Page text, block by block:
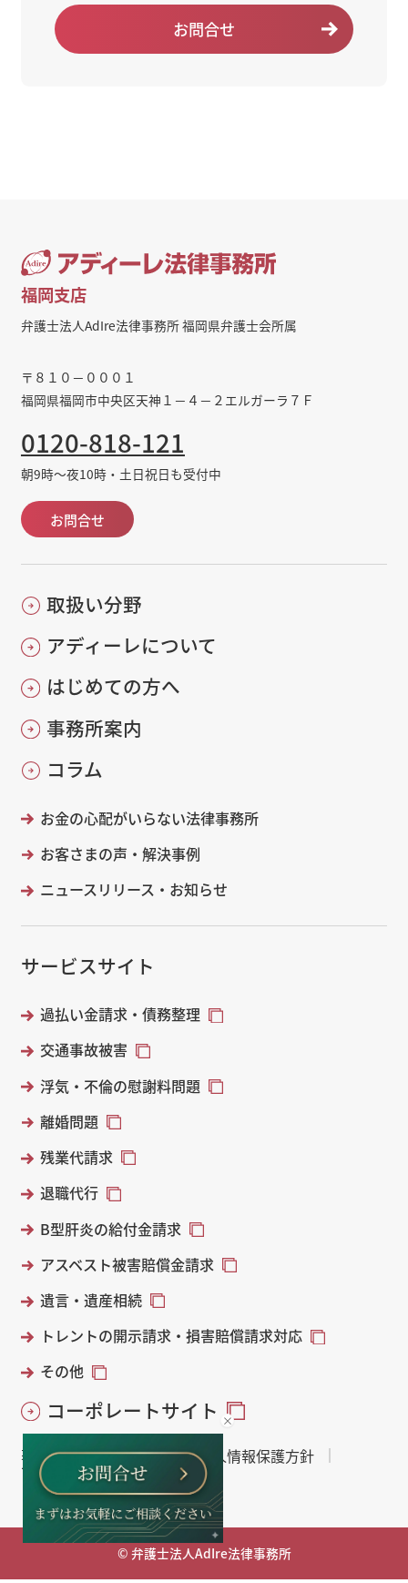
お問合せ
福岡支店
弁護士法人AdIre法律事務所 福岡県弁護士会所属
〒８１０－０００１
福岡県福岡市中央区天神１－４－２エルガーラ７Ｆ
0120-818-121
朝9時～夜10時・土日祝日も受付中
お問合せ
取扱い分野
アディーレについて
はじめての方へ
事務所案内
コラム
お金の心配がいらない法律事務所
お客さまの声・解決事例
ニュースリリース・お知らせ
サービスサイト
過払い金請求・債務整理
交通事故被害
浮気・不倫の慰謝料問題
離婚問題
残業代請求
退職代行
B型肝炎の給付金請求
アスベスト被害賠償金請求
遺言・遺産相続
トレントの開示請求・損害賠償請求対応
その他
コーポレートサイト
著作権・免責について 個人情報保護方針
サイトマップ
© 弁護士法人AdIre法律事務所